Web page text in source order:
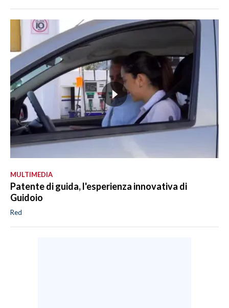
MULTIMEDIA
Patente di guida, l'esperienza innovativa di
Guidoio
Red